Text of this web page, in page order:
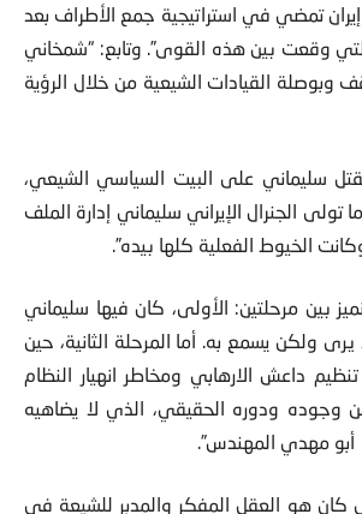
إيران تمضي في استراتيجية جمع الأطراف بعد
وقعت بين هذه القوى”. وتابع: “شمخاني
وبوصلة القيادات الشيعية من خلال الرؤية
سليماني على البيت السياسي الشيعي،
“طيلة 16 عاما تولى الجنرال الإيراني سليماني إدارة الملف
الخيوط الفعلية كلها بيده”.
بين مرحلتين: الأولى، كان فيها سليماني
يرى ولكن يسمع به. أما المرحلة الثانية، حين
داعش الارهابي ومخاطر انهيار النظام
وجوده ودوره الحقيقي، الذي لا يضاهيه
أبو مهدي المهندس”.
كان هو العقل المفكر والمدبر للشيعة في